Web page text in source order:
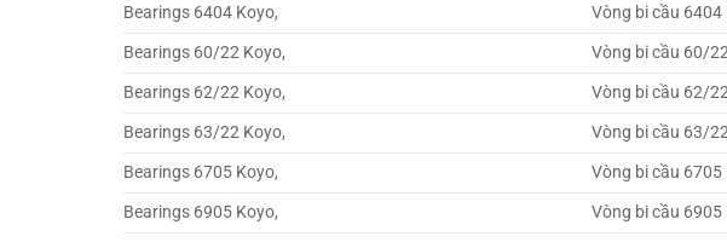
Bearings 6404 Koyo,
Vòng bi cầu 6404
Bearings 60/22 Koyo,
Vòng bi cầu 60/
Bearings 62/22 Koyo,
Vòng bi cầu 62/
Bearings 63/22 Koyo,
Vòng bi cầu 63/
Bearings 6705 Koyo,
Vòng bi cầu 6705
Bearings 6905 Koyo,
Vòng bi cầu 6905